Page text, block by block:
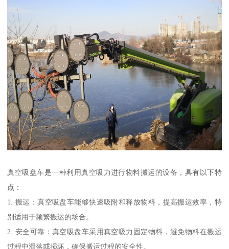
真空吸盘车是一种利用真空吸力进行物料搬运的设备，具有以下特
点：
1. 搬运：真空吸盘车能够快速吸附和释放物料，提高搬运效率，特
别适用于频繁搬运的场合。
2. 安全可靠：真空吸盘车采用真空吸力固定物料，避免物料在搬运
过程中滑落或损坏，确保搬运过程的安全性。